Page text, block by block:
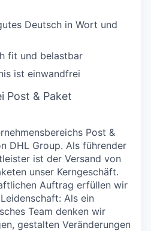
Deutsch in Wort und
fit und belastbar
ist einwandfrei
Post & Paket
Post &
DHL Group. Als führender
ist der Versand von
unser Kerngeschäft.
Auftrag erfüllen wir
Als ein
Team denken wir
gestalten Veränderungen